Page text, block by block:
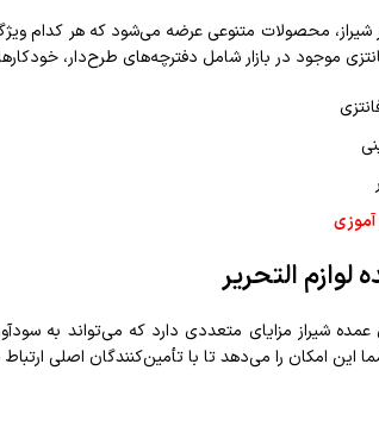
شیراز، محصولات متنوعی عرضه می‌شود که هر کدام
موجود در بازار شامل دفترچه‌های طرح‌دار،
لوازم التحریر
عمده شیراز مزایای متعددی دارد که می‌تواند به
این امکان را می‌دهد تا با تأمین‌کنندگان اصلی